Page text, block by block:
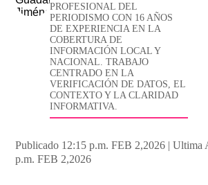
PROFESIONAL DEL
PERIODISMO CON 16 AÑOS
DE EXPERIENCIA EN LA
COBERTURA DE
INFORMACIÓN LOCAL Y
NACIONAL. TRABAJO
CENTRADO EN LA
VERIFICACIÓN DE DATOS, EL
CONTEXTO Y LA CLARIDAD
INFORMATIVA.
Publicado 12:15 p.m. FEB 2,2026 | Ultima
p.m. FEB 2,2026